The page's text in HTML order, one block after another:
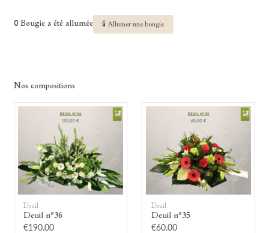
0 Bougie a été allumée 🕯 Allumer une bougie
Nos compositions
Deuil
Deuil n°36
€190.00
Deuil
Deuil n°35
€60.00